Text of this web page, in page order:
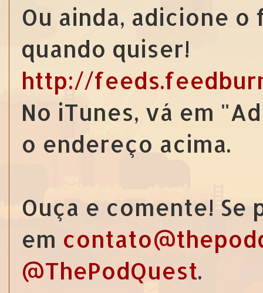
Ou ainda, adicione
quando quiser!
http://
No iTunes, vá em
o endereço acima.
Ouça e comente!
em
@ThePodQuest.